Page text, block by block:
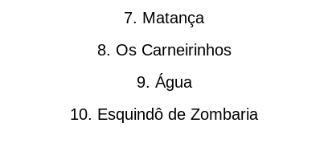
7. Matança
8. Os Carneirinhos
9. Água
10. Esquindô de Zombaria